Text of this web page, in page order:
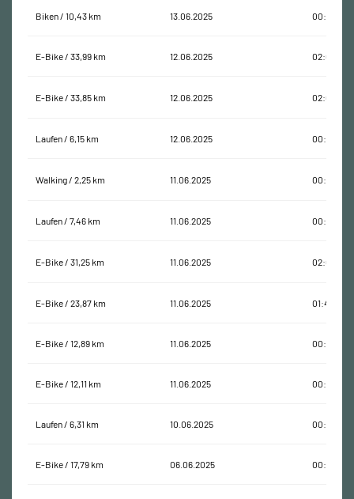
Biken / 10,43 km 13.06.2025 00:34:09
E-Bike / 33,99 km 12.06.2025 02:07:18
E-Bike / 33,85 km 12.06.2025 02:06:20
Laufen / 6,15 km 12.06.2025 00:40:03
Walking / 2,25 km 11.06.2025 00:55:51
Laufen / 7,46 km 11.06.2025 00:42:08
E-Bike / 31,25 km 11.06.2025 02:09:53
E-Bike / 23,87 km 11.06.2025 01:40:03
E-Bike / 12,89 km 11.06.2025 00:41:24
E-Bike / 12,11 km 11.06.2025 00:42:22
Laufen / 6,31 km 10.06.2025 00:34:46
E-Bike / 17,79 km 06.06.2025 00:45:10